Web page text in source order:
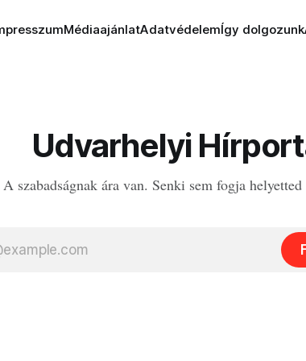
MédiaajánlatAdatvédelemÍgy dolgozunk
Udvarhelyi
A szabadságnak ára van. Senki sem fogja